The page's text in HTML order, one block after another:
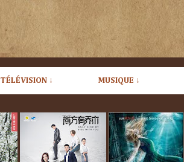
TÉLÉVISION ↓ MUSIQUE ↓